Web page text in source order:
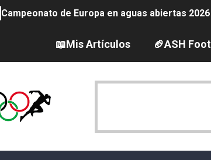
Campeonato de Europa en aguas abiertas
Campeonato de Europa de pentatlón moderno
Campeonato de Europa de natación artística
AEW - Adam Page con Brodido desbancan una
Canadá Open 2026
📖Mis Artículos 🏈ASH